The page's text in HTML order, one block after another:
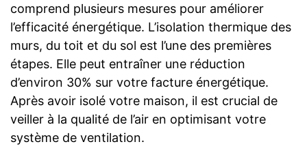
comprend plusieurs mesures pour améliorer
l’efficacité énergétique. L’isolation thermique des
murs, du toit et du sol est l’une des premières
étapes. Elle peut entraîner une réduction
d’environ 30% sur votre facture énergétique.
Après avoir isolé votre maison, il est crucial de
veiller à la qualité de l’air en optimisant votre
système de ventilation.